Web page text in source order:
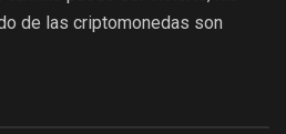
de las criptomonedas son